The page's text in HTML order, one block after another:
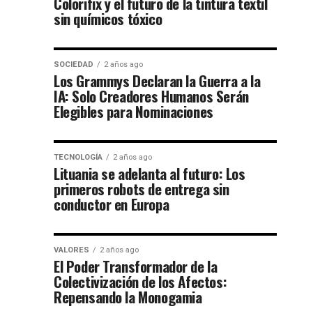
sin químicos tóxico
SOCIEDAD 2 años ago
Los Grammys Declaran la Guerra a la
IA: Solo Creadores Humanos Serán
Elegibles para Nominaciones
TECNOLOGÍA 2 años ago
Lituania se adelanta al futuro: Los
primeros robots de entrega sin
conductor en Europa
VALORES 2 años ago
El Poder Transformador de la
Colectivización de los Afectos:
Repensando la Monogamia